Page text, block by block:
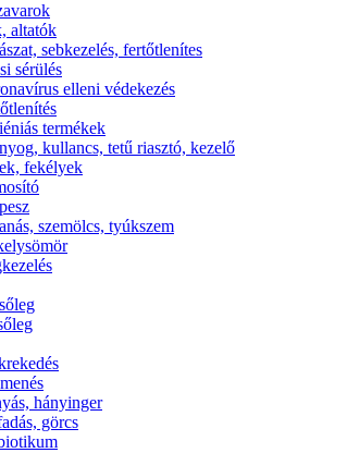
altatók
sebkezelés, fertőtlenítes
sérülés
elleni védekezés
termékek
kullancs, tetű riasztó, kezelő
fekélyek
szemölcs, tyúkszem
hányinger
görcs